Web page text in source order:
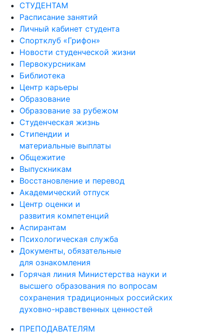
СТУДЕНТАМ
Расписание занятий
Личный кабинет студента
Спортклуб «Грифон»
Новости студенческой жизни
Первокурсникам
Библиотека
Центр карьеры
Образование
Образование за рубежом
Студенческая жизнь
Стипендии и
материальные выплаты
Общежитие
Выпускникам
Восстановление и перевод
Академический отпуск
Центр оценки и
развития компетенций
Аспирантам
Психологическая служба
Документы, обязательные
для ознакомления
Горячая линия Министерства науки и
высшего образования по вопросам
сохранения традиционных российских
духовно-нравственных ценностей
ПРЕПОДАВАТЕЛЯМ